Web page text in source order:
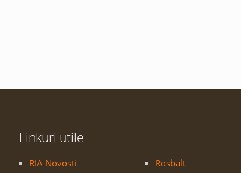
Linkuri utile
RIA Novosti
Rosbalt